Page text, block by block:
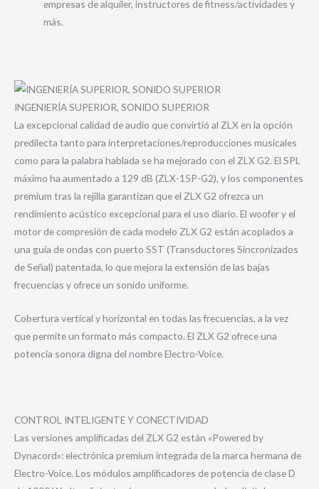
empresas de alquiler, instructores de fitness/actividades y
más.
INGENIERÍA SUPERIOR, SONIDO SUPERIOR
La excepcional calidad de audio que convirtió al ZLX en la opción
predilecta tanto para interpretaciones/reproducciones musicales
como para la palabra hablada se ha mejorado con el ZLX G2. El SPL
máximo ha aumentado a 129 dB (ZLX-15P-G2), y los componentes
premium tras la rejilla garantizan que el ZLX G2 ofrezca un
rendimiento acústico excepcional para el uso diario. El woofer y el
motor de compresión de cada modelo ZLX G2 están acoplados a
una guía de ondas con puerto SST (Transductores Sincronizados
de Señal) patentada, lo que mejora la extensión de las bajas
frecuencias y ofrece un sonido uniforme.
Cobertura vertical y horizontal en todas las frecuencias, a la vez
que permite un formato más compacto. El ZLX G2 ofrece una
potencia sonora digna del nombre Electro-Voice.
CONTROL INTELIGENTE Y CONECTIVIDAD
Las versiones amplificadas del ZLX G2 están «Powered by
Dynacord»: electrónica premium integrada de la marca hermana de
Electro-Voice. Los módulos amplificadores de potencia de clase D